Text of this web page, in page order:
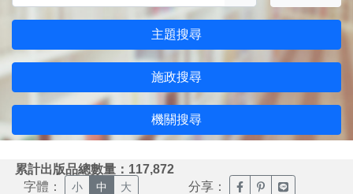
主題搜尋
施政搜尋
機關搜尋
累計出版品總數量：117,872
字體： 小 中 大 分享： 臉書分享(另開新視窗)
噗浪分享(另開新
Line分享(另